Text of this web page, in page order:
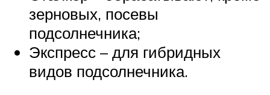
зерновых, посевы
подсолнечника;
Экспресс – для гибридных
видов подсолнечника.